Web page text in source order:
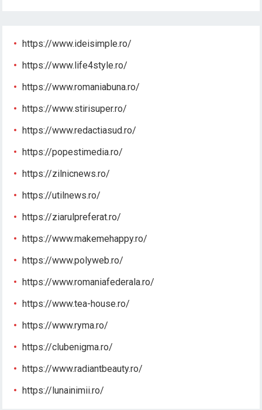
https://www.ideisimple.ro/
https://www.life4style.ro/
https://www.romaniabuna.ro/
https://www.stirisuper.ro/
https://www.redactiasud.ro/
https://popestimedia.ro/
https://zilnicnews.ro/
https://utilnews.ro/
https://ziarulpreferat.ro/
https://www.makemehappy.ro/
https://www.polyweb.ro/
https://www.romaniafederala.ro/
https://www.tea-house.ro/
https://www.ryma.ro/
https://clubenigma.ro/
https://www.radiantbeauty.ro/
https://lunainimii.ro/